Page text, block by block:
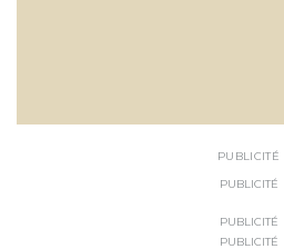
PUBLICITÉ
PUBLICITÉ
PUBLICITÉ
PUBLICITÉ